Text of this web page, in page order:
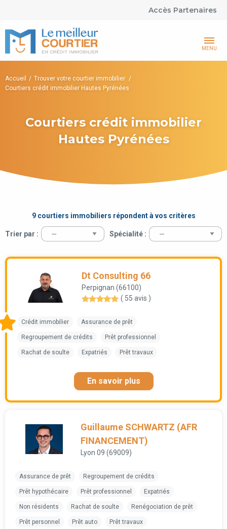
Accès Partenaires
MENU
Accueil
Trouver votre courtier immobilier
Courtiers crédit immobilier Hautes Pyrénées
Courtiers crédit immobilier
Hautes Pyrénées
9 courtiers immobiliers répondent à vos critères
Trier par : Spécialité :
Dt Consulting 66
Perpignan (66100)
( 55 avis )
Crédit immobilier Assurance de prêt
Regroupement de crédits Prêt professionnel
Rachat de soulte Expatriés Prêt travaux
En savoir plus
Guillaume SCHWARTZ (AFR
FINANCEMENT)
Lyon 09 (69009)
Assurance de prêt Regroupement de crédits
Prêt hypothécaire Prêt professionnel Expatriés
Non résidents Rachat de soulte Renégociation de prêt
Prêt personnel Prêt auto Prêt travaux